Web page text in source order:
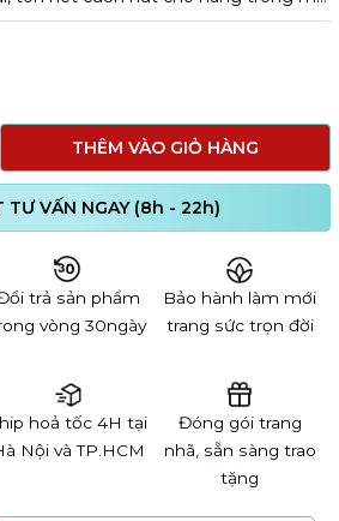
THÊM VÀO GIỎ HÀNG
TƯ VẤN NGAY (8h - 22h)
trả sản phẩm
vòng 30ngày
Bảo hành làm mới
trang sức trọn đời
hoả tốc 4H tại
Nội và TP.HCM
Đóng gói trang
nhã, sẵn sàng trao
tặng